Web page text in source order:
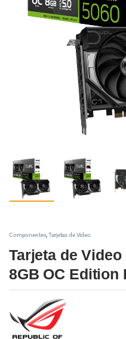
Componentes,Tarjetas de Video
Tarjeta de
8GB OC Edition